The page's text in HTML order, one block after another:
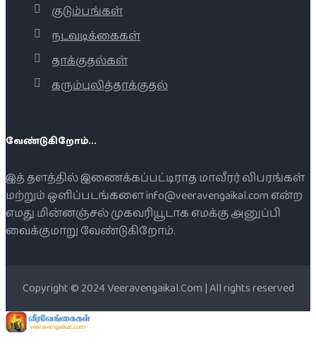
குடும்பங்கள்
நடவடிக்கைகள்
தாக்குதல்கள்
கரும்புலித்தாக்குதல்
வேண்டுகிறோம்...
இத் தளத்தில் இணைக்கப்பட்டிராத மாவீரர் விபரங்கள்
மற்றும் ஒளிப்படங்களை info@veeravengaikal.com என்ற
எமது மின்னஞ்சல் முகவரியூடாக எமக்கு அனுப்பி
வைக்குமாறு வேண்டுகிறோம்.
Copyright © 2024 Veeravengaikal.Com | All rights reserved